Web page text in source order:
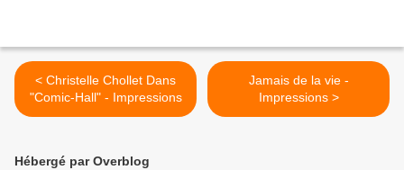
< Christelle Chollet Dans
"Comic-Hall" - Impressions
Jamais de la vie -
Impressions >
Hébergé par Overblog